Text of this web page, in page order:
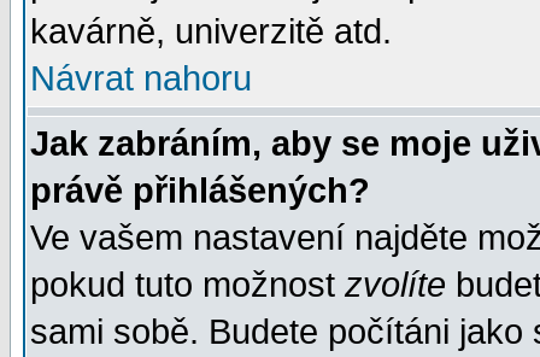
kavárně, univerzitě atd.
Návrat nahoru
Jak zabráním, aby se moje
právě přihlášených?
Ve vašem nastavení najděte
pokud tuto možnost zvolíte
sami sobě. Budete počítáni jako